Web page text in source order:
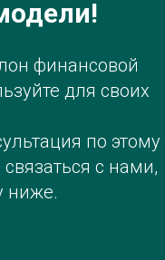
финансовой
для своих
по этому
с нами,
ниже.